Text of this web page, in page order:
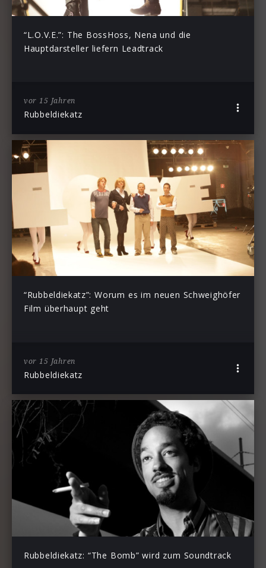
“L.O.V.E.”: The BossHoss, Nena und die
Hauptdarsteller liefern Leadtrack
vor 15 Jahren
Rubbeldiekatz
“Rubbeldiekatz”: Worum es im neuen Schweighöfer
Film überhaupt geht
vor 15 Jahren
Rubbeldiekatz
Rubbeldiekatz: “The Bomb” wird zum Soundtrack